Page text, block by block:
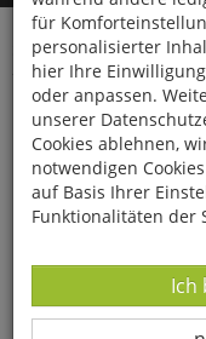
Startseite Bücher
für
personalisierter
hier Ihre
oder anpassen.
unserer
Cookies ablehnen,
notwendigen
auf Basis Ihrer
Funktionalitäten der
Ich